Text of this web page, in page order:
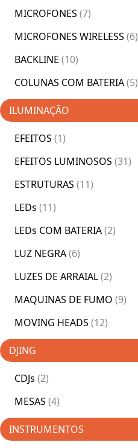
MICROFONES (7)
MICROFONES WIRELESS (6)
BACKLINE (10)
COLUNAS COM BATERIA(5)
ILUMINAÇÃO
EFEITOS (1)
EFEITOS LUMINOSOS (31)
ESTRUTURAS (11)
LEDs (11)
LEDs COM BATERIA(2)
LUZ NEGRA(6)
LUZES DE ARRAIAL(2)
MAQUINAS DE FUMO (9)
MOVING HEADS (12)
DJING
CDJs (2)
MESAS (4)
INSTRUMENTOS